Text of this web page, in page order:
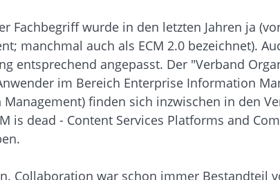
Fachbegriff wurde in den letzten Jahren ja
manchmal auch als ECM 2.0 bezeichnet).
entsprechend angepasst. Der "Verband
im Bereich Enterprise Information
finden sich inzwischen in den
dead - Content Services Platforms and
Collaboration war schon immer Bestandteil